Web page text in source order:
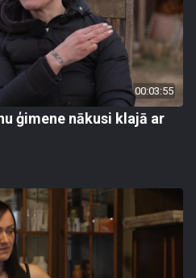
00:03:55
ģimene nākusi klajā ar